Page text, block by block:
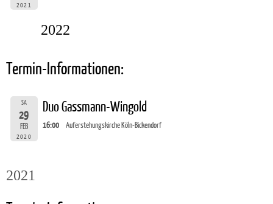
2021
2022
Termin-Informationen:
SA
29
FEB
2020
Duo Gassmann-Wingold
16:00 Auferstehungskirche Köln-Bickendorf
2021